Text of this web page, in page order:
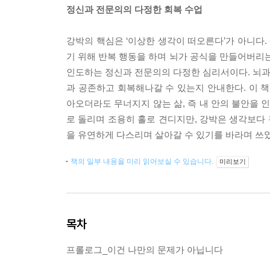
정신과 전문의의 다정한 회복 수업
강박의 핵심은 ‘이상한 생각이 떠오른다’가 아니
기 위해 반복 행동을 하며 뇌가 공식을 만들어버
인도하는 정신과 전문의의 다정한 심리서이다. 뇌
과 공존하고 회복해나갈 수 있는지 안내한다. 이
아오더라도 무너지지 않는 삶, 즉 내 안의 불안을
로 돌리며 조용히 홀로 견디지만, 강박은 생각보
을 유연하게 다스리며 살아갈 수 있기를 바라며 쓰
책의 일부 내용을 미리 읽어보실 수 있습니다. 미리보기
목차
프롤로그_이건 나만의 문제가 아닙니다